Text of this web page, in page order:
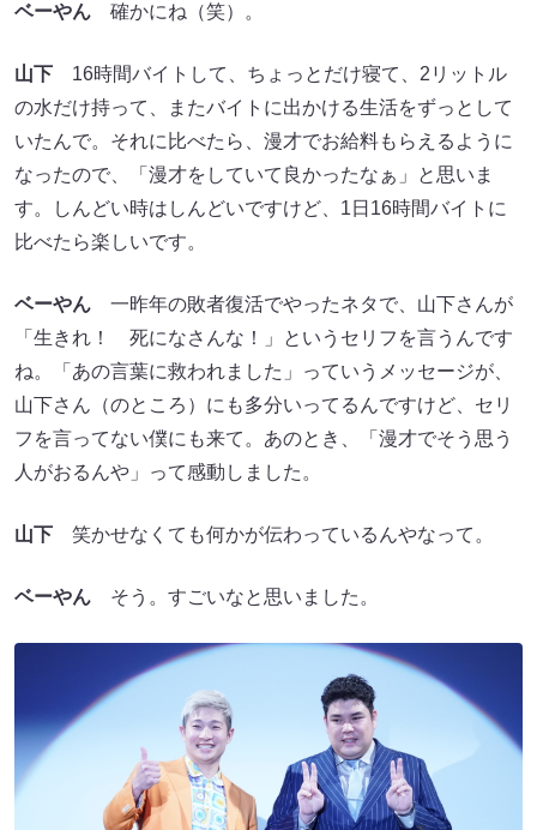
ベーやん 確かにね（笑）。
山下 16時間バイトして、ちょっとだけ寝て、2リットル
の水だけ持って、またバイトに出かける生活をずっとして
いたんで。それに比べたら、漫才でお給料もらえるように
なったので、「漫才をしていて良かったなぁ」と思いま
す。しんどい時はしんどいですけど、1日16時間バイトに
比べたら楽しいです。
ベーやん 一昨年の敗者復活でやったネタで、山下さんが
「生きれ！ 死になさんな！」というセリフを言うんです
ね。「あの言葉に救われました」っていうメッセージが、
山下さん（のところ）にも多分いってるんですけど、セリ
フを言ってない僕にも来て。あのとき、「漫才でそう思う
人がおるんや」って感動しました。
山下 笑かせなくても何かが伝わっているんやなって。
ベーやん そう。すごいなと思いました。